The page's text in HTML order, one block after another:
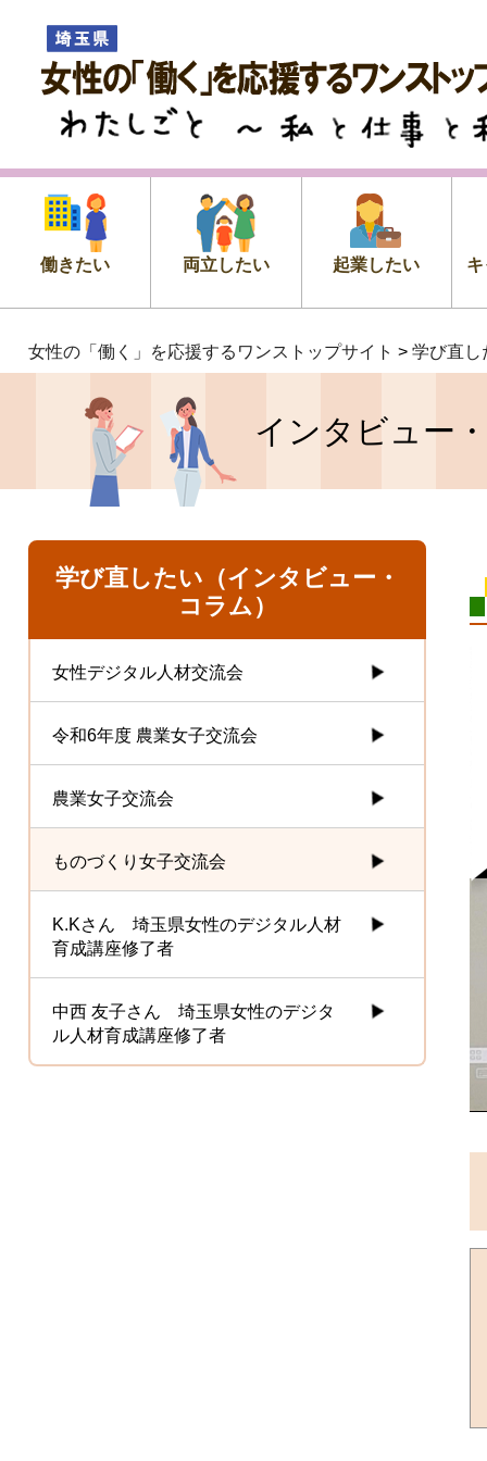
女性の「働く」を応援するワンス
プサイト
わたしごと ～私 と 仕事 と 私
働きたい 両立したい 起業したい
女性の「働く」を応援するワンストップサイト > 学び直し
インタビュー
学び直したい（インタビュー・
コラム）
女性デジタル人材交流会
令和6年度 農業女子交流会
農業女子交流会
ものづくり女子交流会
K.Kさん 埼玉県女性のデジタル人材
育成講座修了者
中西 友子さん 埼玉県女性のデジタ
ル人材育成講座修了者